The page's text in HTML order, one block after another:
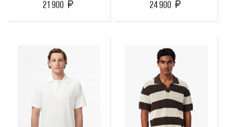
21 900 24 900